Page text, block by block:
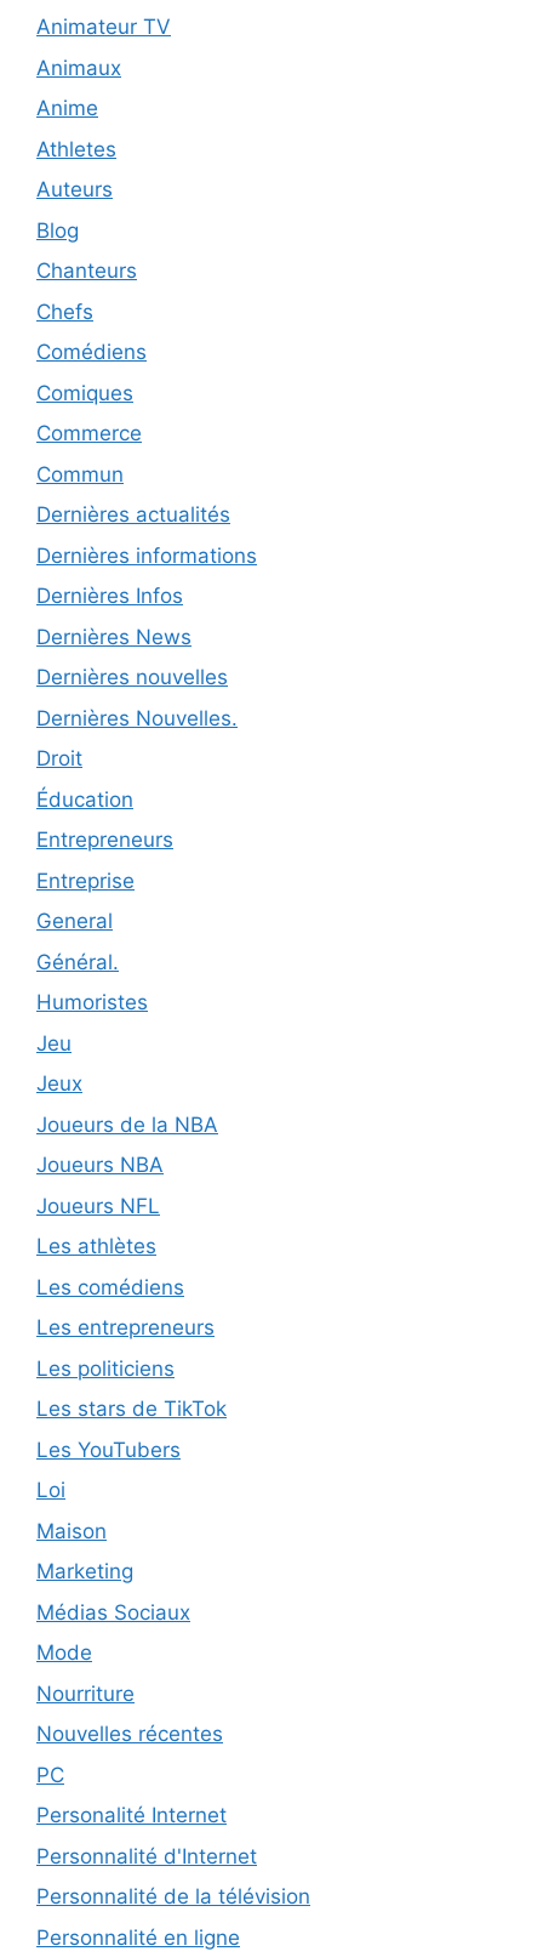
Animateur TV
Animaux
Anime
Athletes
Auteurs
Blog
Chanteurs
Chefs
Comédiens
Comiques
Commerce
Commun
Dernières actualités
Dernières informations
Dernières Infos
Dernières News
Dernières nouvelles
Dernières Nouvelles.
Droit
Éducation
Entrepreneurs
Entreprise
General
Général.
Humoristes
Jeu
Jeux
Joueurs de la NBA
Joueurs NBA
Joueurs NFL
Les athlètes
Les comédiens
Les entrepreneurs
Les politiciens
Les stars de TikTok
Les YouTubers
Loi
Maison
Marketing
Médias Sociaux
Mode
Nourriture
Nouvelles récentes
PC
Personalité Internet
Personnalité d'Internet
Personnalité de la télévision
Personnalité en ligne